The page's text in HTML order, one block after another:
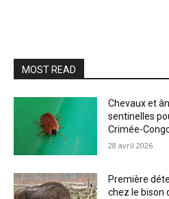
MOST READ
Chevaux et
sentinelles
Crimée-
28 avril 2026
Première
chez le bison